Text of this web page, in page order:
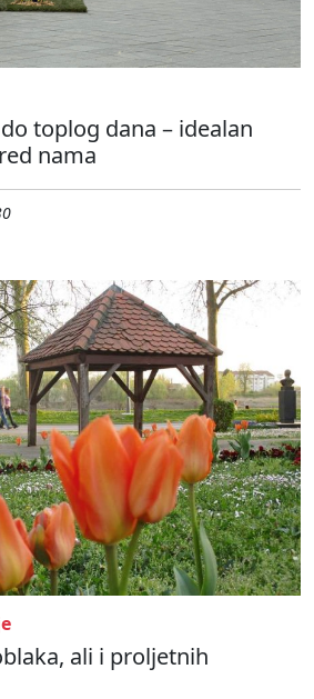
toplog dana – idealan
nama
ali i proljetnih